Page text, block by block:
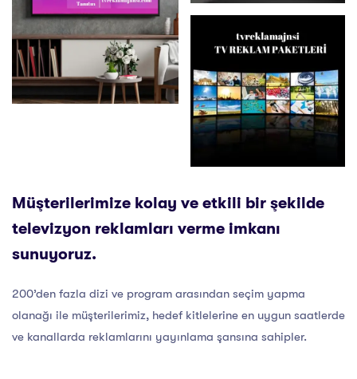
Müşterilerimize kolay ve etkili bir şekilde
televizyon reklamları verme imkanı
sunuyoruz.
200’den fazla dizi ve program arasından seçim yapma
olanağı ile müşterilerimiz, hedef kitlelerine en uygun saatlerde
ve kanallarda reklamlarını yayınlama şansına sahipler.